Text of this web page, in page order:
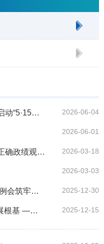
浙江证监局、浙江省公安厅联合启动“5·15投资者保护宣传日”“公安机关打击和防范经济犯罪宣传日” 2026-06-04
2026-06-01
浙江局党委部署启动树立和践行正确政绩观学习教育 2026-03-18
2026-03-03
浙江辖区举办2025年度财务总监例会筑牢财务信息质量防线 2025-12-30
树立“私募姓私”理念 筑牢合规发展根基 ——浙江辖区有声有色开展《私募条例》宣传年活动 2025-12-15